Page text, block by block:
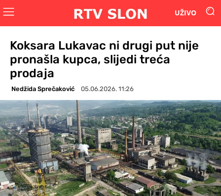
UŽIVO
Koksara Lukavac ni drugi put nije
pronašla kupca, slijedi treća
prodaja
Nedžida Sprečaković 05.06.2026. 11:26